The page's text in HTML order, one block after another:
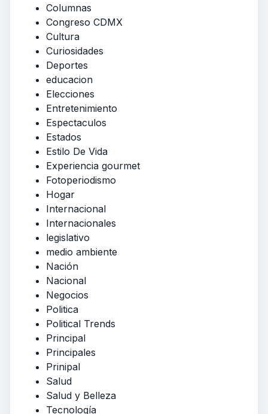
Columnas
Congreso CDMX
Cultura
Curiosidades
Deportes
educacion
Elecciones
Entretenimiento
Espectaculos
Estados
Estilo De Vida
Experiencia gourmet
Fotoperiodismo
Hogar
Internacional
Internacionales
legislativo
medio ambiente
Nación
Nacional
Negocios
Politica
Political Trends
Principal
Principales
Prinipal
Salud
Salud y Belleza
Tecnología